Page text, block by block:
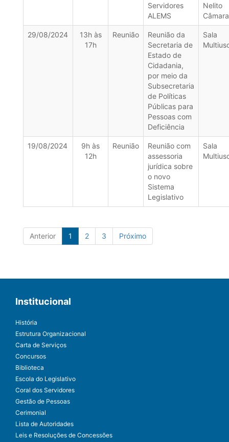
Servidores
ALEMS
Nelito
Câmara
29/08/2024
13h às
17h
Reunião
Reunião da
Secretaria de
Estado de
Cidadania,
por meio da
Subsecretaria
de Políticas
Públicas para
Pessoas com
Deficiência
Sala
19/08/2024
9h às
12h
Reunião
Reunião com
assessoria
jurídica sobre
o novo
Sistema
Legislativo
Sala
Anterior 1 2 3 Próximo
Institucional
História
Estrutura Organizacional
Carta de Serviços
Concursos
Biblioteca
Escola do Legislativo
Coral dos Servidores
Gestão de Pessoas
Cerimonial
Lista de Autoridades
Leis e Resoluções de Concessões